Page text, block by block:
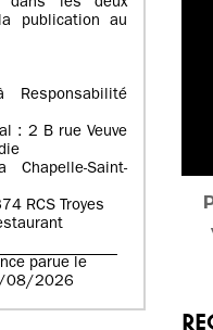
dans les deux
publication au
Responsabilité
: 2 B rue Veuve
Chapelle-Saint-
RCS Troyes
parue le
08/2026